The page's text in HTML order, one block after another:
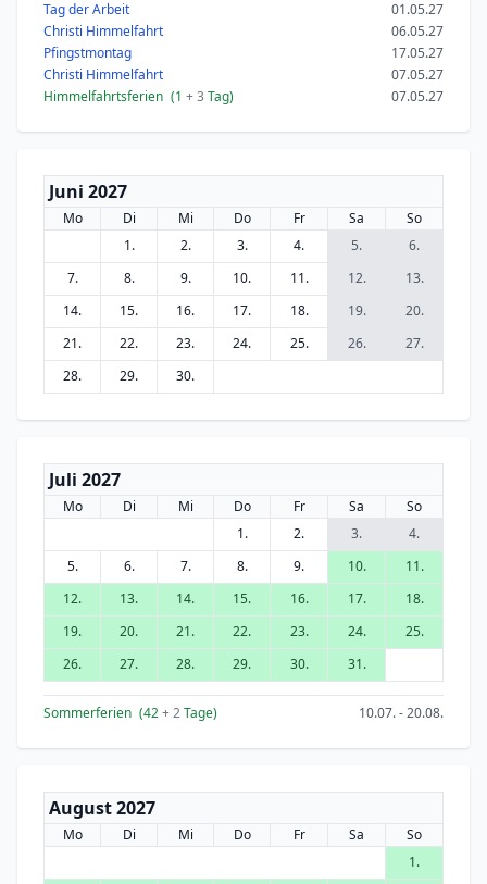
Tag der Arbeit
01.05.27
Christi Himmelfahrt
06.05.27
Pfingstmontag
17.05.27
Christi Himmelfahrt
07.05.27
Himmelfahrtsferien (1 + 3 Tag) 07.05.27
Juni 2027
Mo Di Mi Do Fr Sa
So
1.
2. 3. 4. 5.
6.
7.
8. 9. 10. 11. 12.
13.
14.
15. 16. 17. 18. 19.
20.
21.
22. 23. 24. 25. 26.
27.
28.
29. 30.
Juli 2027
Mo Di Mi Do Fr Sa
So
1.
2. 3.
4.
5.
6. 7. 8. 9. 10.
11.
12.
13. 14. 15. 16. 17.
18.
19.
20. 21. 22. 23. 24.
25.
26.
27. 28. 29. 30. 31.
Sommerferien (42+ 2Tage) 10.07. - 20.08.
August 2027
Mo Di Mi Do Fr Sa
So
1.